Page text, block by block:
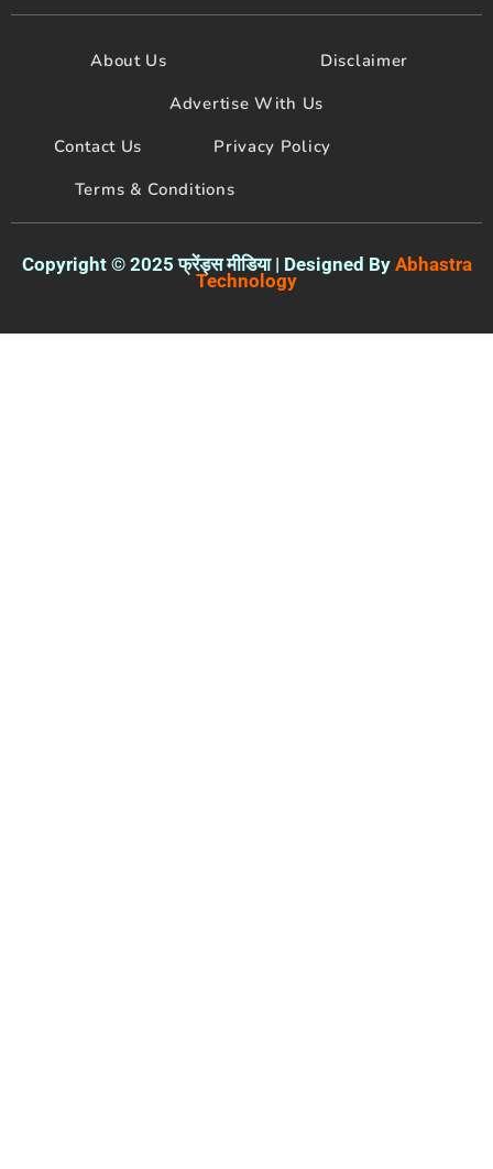
e
o
t
t
e
About Us
Disclaimer
Advertise With Us
Contact Us
Privacy Policy
Terms & Conditions
Copyright © 2025 फ्रेंड्स मीडिया | Designed By Abhastra
Technology